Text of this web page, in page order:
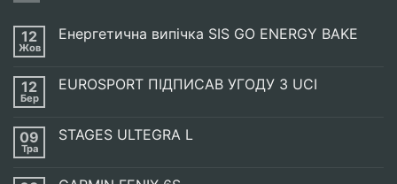
12
Жов
Енергетична випічка SIS GO ENERGY BAKE
Енергетична
ENERGY
BAKE
12
Бер
EUROSPORT ПІДПИСАВ УГОДУ З UCI
EUROSPORT
09
Тра
STAGES ULTEGRA L